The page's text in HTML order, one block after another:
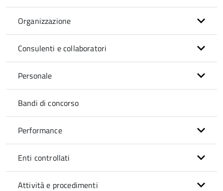
Organizzazione
Consulenti e collaboratori
Personale
Bandi di concorso
Performance
Enti controllati
Attività e procedimenti